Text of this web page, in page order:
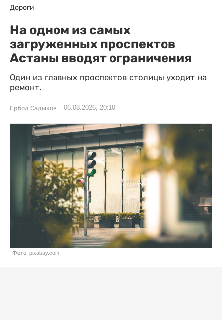
Дороги
На одном из самых
загруженных проспектов
Астаны вводят ограничения
Один из главных проспектов столицы уходит на
ремонт.
Ербол Садыков 06.08.2026, 20:10
Фото: pixabay.com